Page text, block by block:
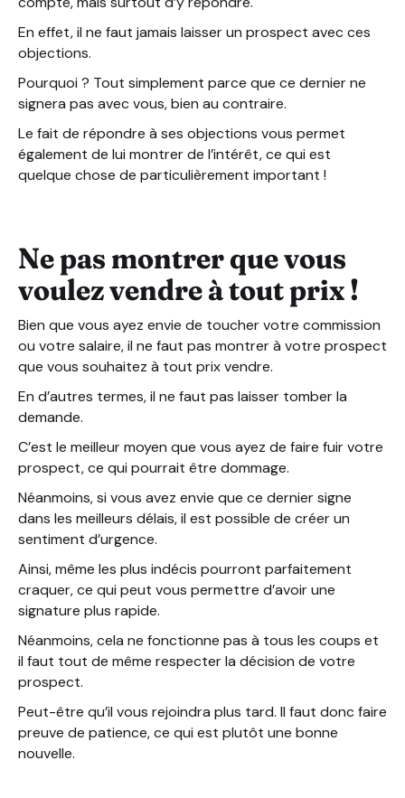
En effet, il ne faut jamais laisser un prospect avec ces
objections.
Pourquoi ? Tout simplement parce que ce dernier ne
signera pas avec vous, bien au contraire.
Le fait de répondre à ses objections vous permet
également de lui montrer de l’intérêt, ce qui est
quelque chose de particulièrement important !
Ne pas montrer que vous
voulez vendre à tout prix !
Bien que vous ayez envie de toucher votre commission
ou votre salaire, il ne faut pas montrer à votre prospect
que vous souhaitez à tout prix vendre.
En d’autres termes, il ne faut pas laisser tomber la
demande.
C’est le meilleur moyen que vous ayez de faire fuir votre
prospect, ce qui pourrait être dommage.
Néanmoins, si vous avez envie que ce dernier signe
dans les meilleurs délais, il est possible de créer un
sentiment d’urgence.
Ainsi, même les plus indécis pourront parfaitement
craquer, ce qui peut vous permettre d’avoir une
signature plus rapide.
Néanmoins, cela ne fonctionne pas à tous les coups et
il faut tout de même respecter la décision de votre
prospect.
Peut-être qu’il vous rejoindra plus tard. Il faut donc faire
preuve de patience, ce qui est plutôt une bonne
nouvelle.